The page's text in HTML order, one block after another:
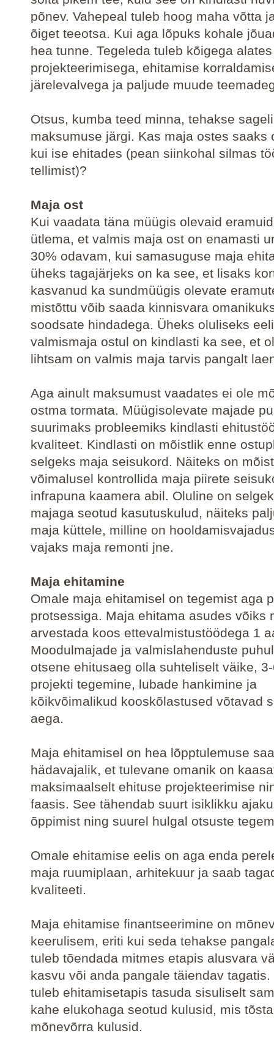
põnev. Vahepeal tuleb hoog maha võtta
õiget teeotsa. Kui aga lõpuks kohale
hea tunne. Tegeleda tuleb kõigega alates
projekteerimisega, ehitamise
järelevalvega ja paljude muude
Otsus, kumba teed minna, tehakse
maksumuse järgi. Kas maja ostes saaks
kui ise ehitades (pean siinkohal silmas
tellimist)?
Maja ost
Kui vaadata täna müügis olevaid
ütlema, et valmis maja ost on enamasti
30% odavam, kui samasuguse maja
üheks tagajärjeks on ka see, et lisaks
kasvanud ka sundmüügis olevate
mistõttu võib saada kinnisvara
soodsate hindadega. Üheks oluliseks
valmismaja ostul on kindlasti ka see, et
lihtsam on valmis maja tarvis pangalt
Aga ainult maksumust vaadates ei ole
ostma tormata. Müügisolevate majade
suurimaks probleemiks kindlasti
kvaliteet. Kindlasti on mõistlik enne
selgeks maja seisukord. Näiteks on
võimalusel kontrollida maja piirete
infrapuna kaamera abil. Oluline on
majaga seotud kasutuskulud, näiteks
maja küttele, milline on
vajaks maja remonti jne.
Maja ehitamine
Omale maja ehitamisel on tegemist aga
protsessiga. Maja ehitama asudes võiks
arvestada koos ettevalmistustöödega 1
Moodulmajade ja valmislahenduste
otsene ehitusaeg olla suhteliselt väike,
projekti tegemine, lubade hankimine ja
kõikvõimalikud kooskõlastused võtavad
aega.
Maja ehitamisel on hea lõpptulemuse
hädavajalik, et tulevane omanik on
maksimaalselt ehituse projekteerimise
faasis. See tähendab suurt isiklikku
õppimist ning suurel hulgal otsuste
Omale ehitamise eelis on aga enda
maja ruumiplaan, arhitekuur ja saab
kvaliteeti.
Maja ehitamise finantseerimine on
keerulisem, eriti kui seda tehakse
tuleb tõendada mitmes etapis alusvara
kasvu või anda pangale täiendav tagatis.
tuleb ehitamisetapis tasuda sisuliselt
kahe elukohaga seotud kulusid, mis
mõnevõrra kulusid.